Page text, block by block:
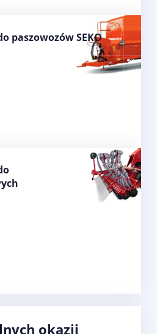
paszowozów SEKO
okazji